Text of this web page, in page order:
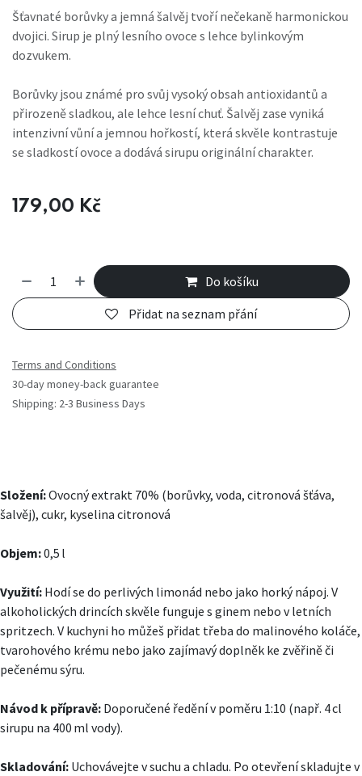
Šťavnaté borůvky a jemná šalvěj tvoří nečekaně harmonickou
dvojici. Sirup je plný lesního ovoce s lehce bylinkovým
dozvukem.
Borůvky jsou známé pro svůj vysoký obsah antioxidantů a
přirozeně sladkou, ale lehce lesní chuť. Šalvěj zase vyniká
intenzivní vůní a jemnou hořkostí, která skvěle kontrastuje
se sladkostí ovoce a dodává sirupu originální charakter.
179,00 Kč
Do košíku
Přidat na seznam přání
Terms and Conditions
30-day money-back guarantee
Shipping: 2-3 Business Days
Složení:Ovocný extrakt 70% (borůvky, voda, citronová šťáva,
šalvěj), cukr, kyselina citronová
Objem:0,5 l
Využití: Hodí se do perlivých limonád nebo jako horký nápoj. V
alkoholických drincích skvěle funguje s ginem nebo v letních
spritzech. V kuchyni ho můžeš přidat třeba do malinového koláče,
tvarohového krému nebo jako zajímavý doplněk ke zvěřině či
pečenému sýru.
Návod k přípravě: Doporučené ředění v poměru 1:10 (např. 4 cl
sirupu na 400 ml vody).
Skladování: Uchovávejte v suchu a chladu. Po otevření skladujte v